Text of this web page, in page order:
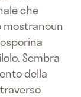
che
Sembra
della